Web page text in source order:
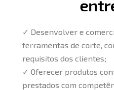
✓ Desenvolver e c
ferramentas de corte ,
requisitos dos clientes;
✓ Oferecer produtos
prestados com